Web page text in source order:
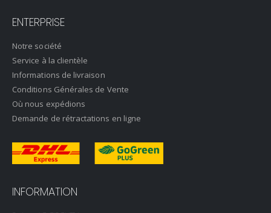
ENTERPRISE
Notre société
Service à la clientèle
Informations de livraison
Conditions Générales de Vente
Où nous expédions
Demande de rétractations en ligne
INFORMATION